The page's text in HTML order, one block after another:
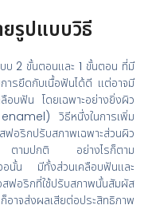
รูปแบบวิธี
ขั้นตอนและ 1 ขั้นตอน ที่มี
ารยึดกับเนื้อฟันได้ดี แต่อาจมี
อบฟัน โดยเฉพาะอย่างยิ่งผิว
วิธีหนึ่งในการเพิ่ม
อริกปรับสภาพเฉพาะส่วนผิว
ๆ ตามปกติ อย่างไรก็ตาม
อนั้น มีทั้งส่วนเคลือบฟันและ
ฟอริกที่ใช้ปรับสภาพนั้นสัมผัส
าจส่งผลเสียต่อประสิทธิภาพ